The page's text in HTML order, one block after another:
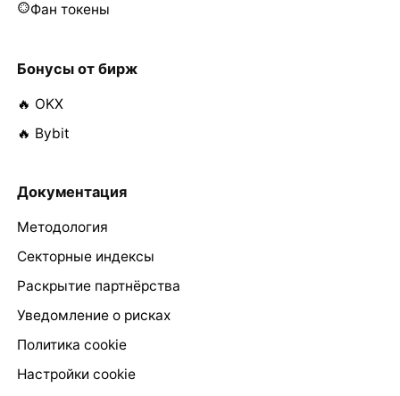
Фан токены
Бонусы от бирж
🔥 OKX
🔥 Bybit
Документация
Методология
Секторные индексы
Раскрытие партнёрства
Уведомление о рисках
Политика cookie
Настройки cookie